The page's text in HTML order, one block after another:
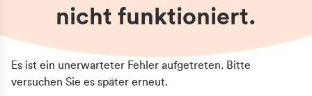
nicht funktioniert.
Es ist ein unerwarteter Fehler aufgetreten. Bitte
versuchen Sie es später erneut.